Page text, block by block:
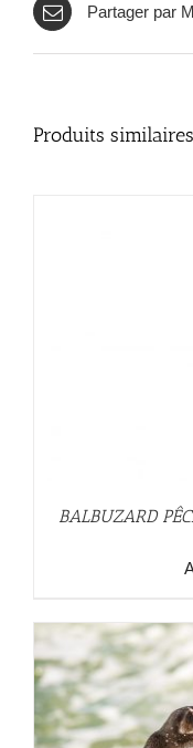
Partager par
Produits similaires
BALBUZARD